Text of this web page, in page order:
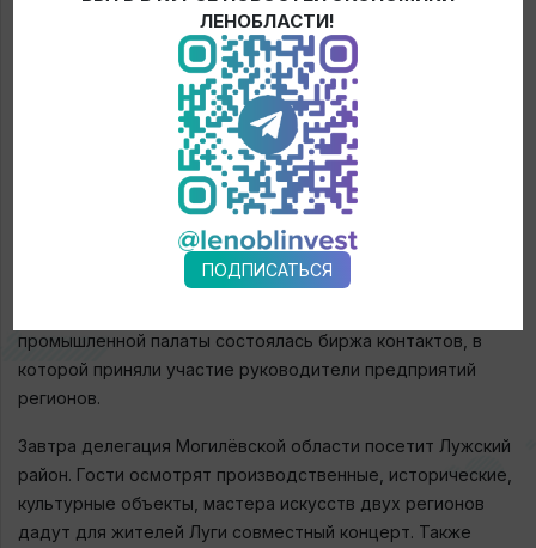
Экономической Зоной «Могилёв». А также между Союзом
«Ленинградская областная торгово-промышленная
палата» и унитарным предприятием по оказанию услуг
«Могилевское отделение Белорусской-торгово-
промышленной палаты». Стороны будут оказывать
информационную поддержку реализации проектов с
участием предприятий Ленинградской и Могилевской
областей в сфере экономического сотрудничества, а
также в углублении внешнеэкономической деятельности
и кооперационных связей.
промышленной палаты состоялась биржа контактов, в
которой приняли участие руководители предприятий
регионов.
Завтра делегация Могилёвской области посетит Лужский
район. Гости осмотрят производственные, исторические,
культурные объекты, мастера искусств двух регионов
дадут для жителей Луги совместный концерт. Также
ЛЕНОБЛАСТИ!
ПОДПИСАТЬСЯ